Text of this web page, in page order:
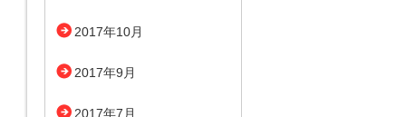
2017年10月
2017年9月
2017年7月